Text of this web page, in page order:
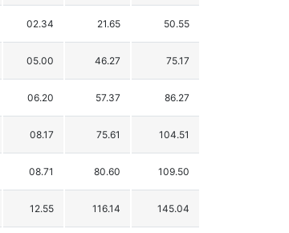
02.34 21.65 50.55
05.00 46.27 75.17
06.20 57.37 86.27
08.17 75.61 104.51
08.71 80.60 109.50
12.55 116.14 145.04